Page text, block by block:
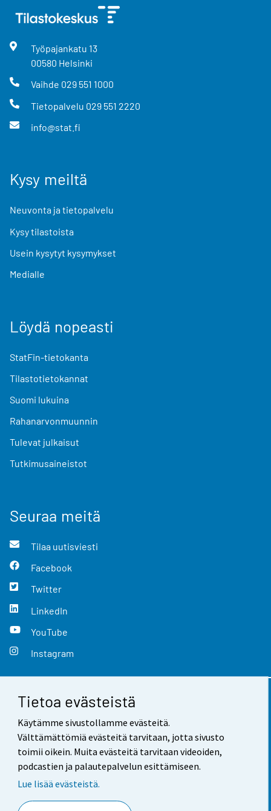
Tietoa evästeistä
Käytämme sivustollamme evästeitä.
Välttämättömiä evästeitä tarvitaan, jotta sivusto
toimii oikein. Muita evästeitä tarvitaan videoiden,
podcastien ja palautepalvelun esittämiseen.
Lue lisää evästeistä.
Työpajankatu 13
00580 Helsinki
Vaihde 029 551 1000
Tietopalvelu 029 551 2220
info@stat.fi
Kysy meiltä
Neuvonta ja tietopalvelu
Kysy tilastoista
Usein kysytyt kysymykset
Medialle
Löydä nopeasti
StatFin-tietokanta
Tilastotietokannat
Suomi lukuina
Rahanarvonmuunnin
Tulevat julkaisut
Tutkimusaineistot
Seuraa meitä
Tilaa uutisviesti
Facebook
Twitter
LinkedIn
YouTube
Instagram
Yhteystiedot
Palaute
Käyttöehdot
Saavutettavuus